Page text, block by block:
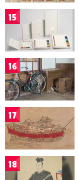
15
16
17
18